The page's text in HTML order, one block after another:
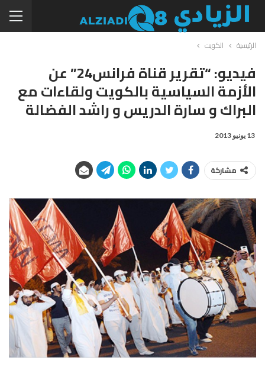
الرئيسية الكويت
فيديو: “تقرير قناة فرانس24” عن
الأزمة السياسية بالكويت ولقاءات مع
البراك و سارة الدريس و راشد الفضالة
13 يونيو 2013
مشاركة